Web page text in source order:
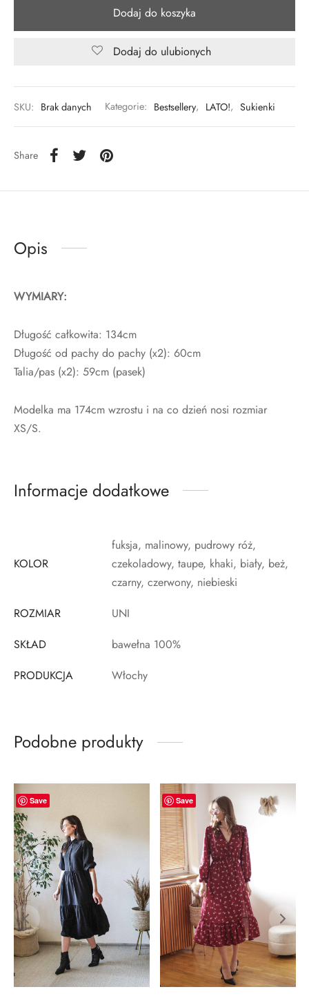
Dodaj do koszyka
Dodaj do ulubionych
SKU: Brak danych Kategorie: Bestsellery, LATO!, Sukienki
Share
Opis
WYMIARY:
Długość całkowita: 134cm
Długość od pachy do pachy (x2): 60cm
Talia/pas (x2): 59cm (pasek)
Modelka ma 174cm wzrostu i na co dzień nosi rozmiar
XS/S.
Informacje dodatkowe
KOLOR
fuksja, malinowy, pudrowy róż,
czekoladowy, taupe, khaki, biały, beż,
czarny, czerwony, niebieski
ROZMIAR
UNI
SKŁAD
bawełna 100%
PRODUKCJA
Włochy
Podobne produkty
Save
-41% Save
New